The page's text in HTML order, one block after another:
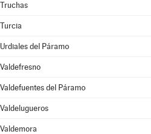
Truchas
Turcia
Urdiales del Páramo
Valdefresno
Valdefuentes del Páramo
Valdelugueros
Valdemora